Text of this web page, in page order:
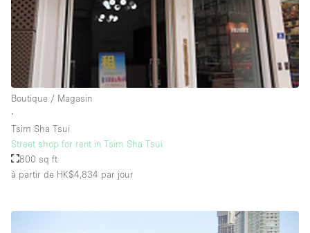
Boutique / Magasin
∙
Tsim Sha Tsui
Street shop for rent in Tsim Sha Tsui
800 sq ft
à partir de HK$4,834 par jour